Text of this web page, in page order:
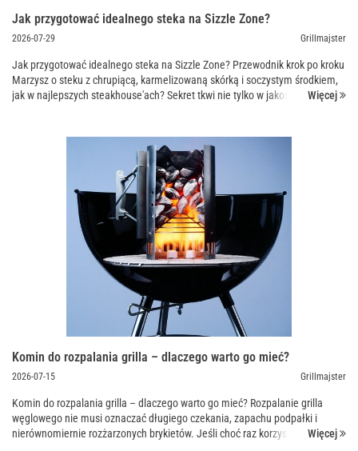
Jak przygotować idealnego steka na Sizzle Zone?
2026-07-29 Grillmajster
Jak przygotować idealnego steka na Sizzle Zone? Przewodnik krok po kroku
Marzysz o steku z chrupiącą, karmelizowaną skórką i soczystym środkiem,
jak w najlepszych steakhouse'ach? Sekret tkwi nie tylko w jakości mięsa, ale
Więcej
Komin do rozpalania grilla – dlaczego warto go mieć?
2026-07-15 Grillmajster
Komin do rozpalania grilla – dlaczego warto go mieć? Rozpalanie grilla
węglowego nie musi oznaczać długiego czekania, zapachu podpałki i
nierównomiernie rozżarzonych brykietów. Jeśli choć raz korzystałeś zWięcej